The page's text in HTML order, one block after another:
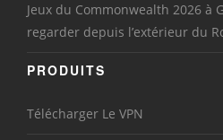
Jeux du Commonwealth 2026 à
regarder depuis l’extérieur du
PRODUITS
Télécharger Le VPN